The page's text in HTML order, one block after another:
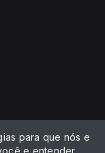
para que nós e
e entender